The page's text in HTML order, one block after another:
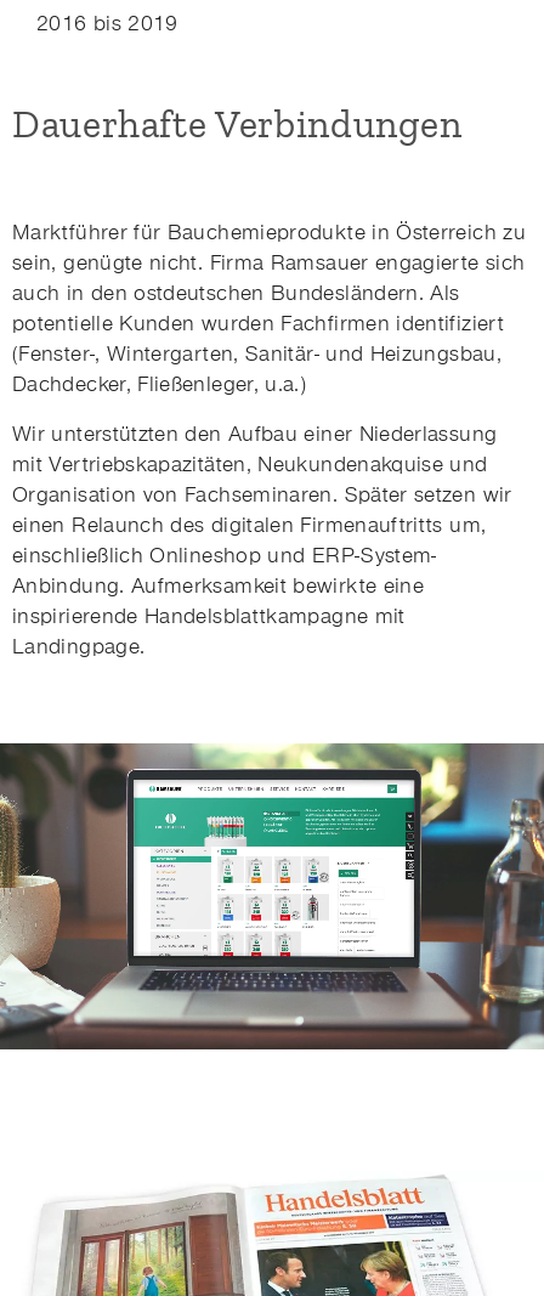
2016 bis 2019
Dauerhafte Verbindungen
Marktführer für Bauchemieprodukte in Österreich zu
sein, genügte nicht. Firma Ramsauer engagierte sich
auch in den ostdeutschen Bundesländern. Als
potentielle Kunden wurden Fachfirmen identifiziert
(Fenster-, Wintergarten, Sanitär- und Heizungsbau,
Dachdecker, Fließenleger, u.a.)
Wir unterstützten den Aufbau einer Niederlassung
mit Vertriebskapazitäten, Neukundenakquise und
Organisation von Fachseminaren. Später setzen wir
einen Relaunch des digitalen Firmenauftritts um,
einschließlich Onlineshop und ERP-System-
Anbindung. Aufmerksamkeit bewirkte eine
inspirierende Handelsblattkampagne mit
Landingpage.